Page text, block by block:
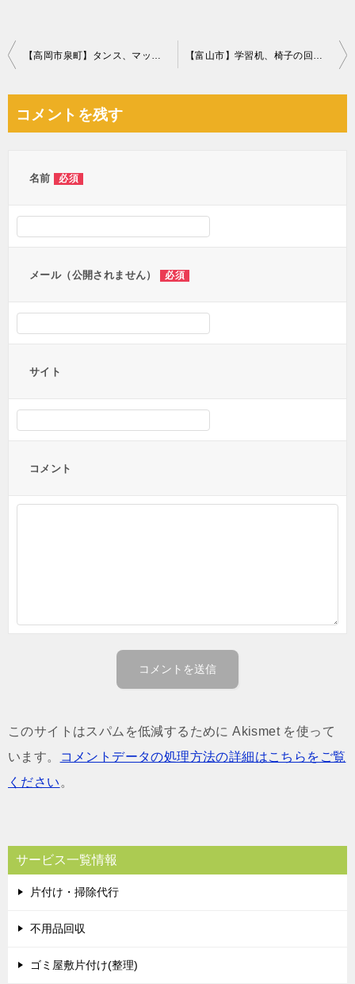
投
ビ
【高岡市泉町】タンス、マッサージチェア等の回収・処分ご依頼 【富山市】学習机、椅子の回収・処分ご依頼 お客様の声
コメントを残す
名前 必須
メール（公開されません） 必須
サイト
コメント
このサイトはスパムを低減するために Akismet を使って
います。
コメントデータの処理方法の詳細はこちらをご覧
ください 。
サービス一覧情報
片付け・掃除代行
不用品回収
ゴミ屋敷片付け(整理)